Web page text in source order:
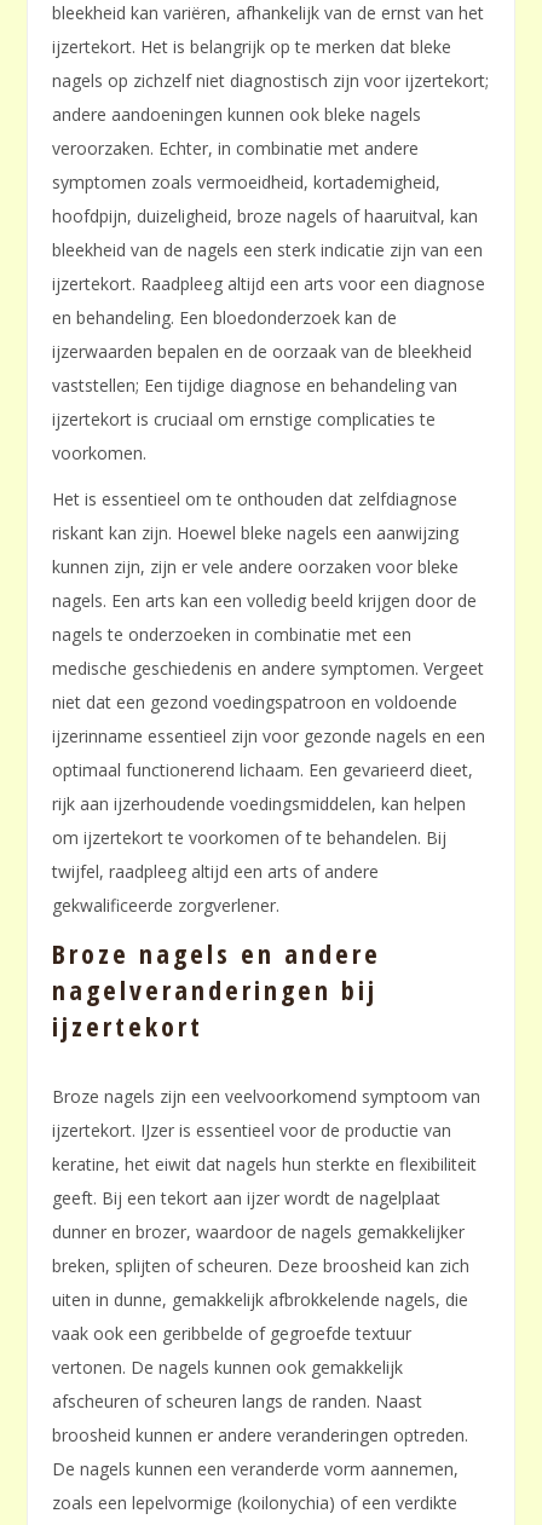
bleekheid kan variëren, afhankelijk van de ernst van het
ijzertekort. Het is belangrijk op te merken dat bleke
nagels op zichzelf niet diagnostisch zijn voor ijzertekort;
andere aandoeningen kunnen ook bleke nagels
veroorzaken. Echter, in combinatie met andere
symptomen zoals vermoeidheid, kortademigheid,
hoofdpijn, duizeligheid, broze nagels of haaruitval, kan
bleekheid van de nagels een sterk indicatie zijn van een
ijzertekort. Raadpleeg altijd een arts voor een diagnose
en behandeling. Een bloedonderzoek kan de
ijzerwaarden bepalen en de oorzaak van de bleekheid
vaststellen; Een tijdige diagnose en behandeling van
ijzertekort is cruciaal om ernstige complicaties te
voorkomen.
Het is essentieel om te onthouden dat zelfdiagnose
riskant kan zijn. Hoewel bleke nagels een aanwijzing
kunnen zijn, zijn er vele andere oorzaken voor bleke
nagels. Een arts kan een volledig beeld krijgen door de
nagels te onderzoeken in combinatie met een
medische geschiedenis en andere symptomen. Vergeet
niet dat een gezond voedingspatroon en voldoende
ijzerinname essentieel zijn voor gezonde nagels en een
optimaal functionerend lichaam. Een gevarieerd dieet,
rijk aan ijzerhoudende voedingsmiddelen, kan helpen
om ijzertekort te voorkomen of te behandelen. Bij
twijfel, raadpleeg altijd een arts of andere
gekwalificeerde zorgverlener.
Broze nagels en andere
nagelveranderingen bij
ijzertekort
Broze nagels zijn een veelvoorkomend symptoom van
ijzertekort. IJzer is essentieel voor de productie van
keratine, het eiwit dat nagels hun sterkte en flexibiliteit
geeft. Bij een tekort aan ijzer wordt de nagelplaat
dunner en brozer, waardoor de nagels gemakkelijker
breken, splijten of scheuren. Deze broosheid kan zich
uiten in dunne, gemakkelijk afbrokkelende nagels, die
vaak ook een geribbelde of gegroefde textuur
vertonen. De nagels kunnen ook gemakkelijk
afscheuren of scheuren langs de randen. Naast
broosheid kunnen er andere veranderingen optreden.
De nagels kunnen een veranderde vorm aannemen,
zoals een lepelvormige (koilonychia) of een verdikte